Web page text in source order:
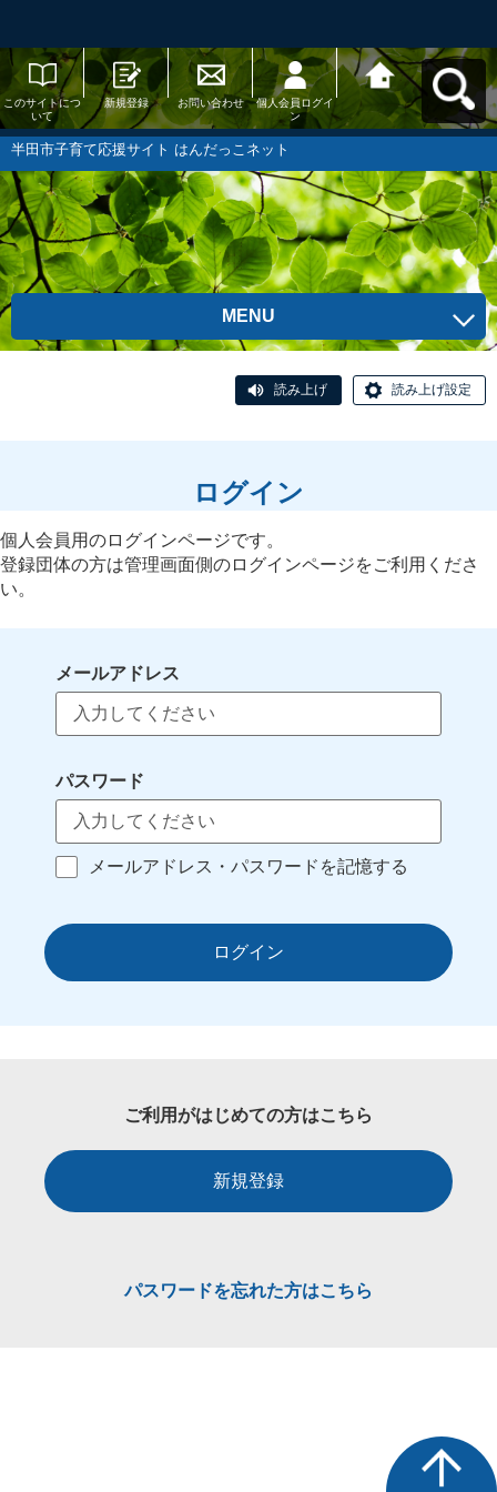
このサイトにつ
いて
新規登録 お問い合わせ
個人会員ログイ
ン
半田市子育て応
援サイト はんだ
っこネットへ戻
半田市子育て応援サイト はんだっこネット
MENU
読み上げ 読み上げ設定
ログイン
個人会員用のログインページです。
登録団体の方は管理画面側のログインページをご利用くださ
い。
メールアドレス
パスワード
メールアドレス・パスワードを記憶する
ログイン
ご利用がはじめての方はこちら
新規登録
パスワードを忘れた方はこちら